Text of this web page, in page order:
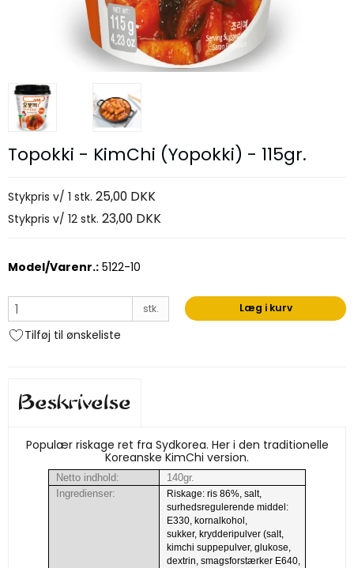
Topokki - KimChi (Yopokki) - 115gr.
Stykpris v/ 1 stk. 25,00 DKK
Stykpris v/ 12 stk. 23,00 DKK
Model/Varenr.: 5122-10
stk. Læg i kurv
Tilføj til ønskeliste
Beskrivelse
Populær riskage ret fra Sydkorea. Her i den traditionelle
Koreanske KimChi version.
Netto indhold:
140gr.
Ingredienser:
Riskage: ris 86%, salt,
surhedsregulerende middel:
E330, kornalkohol,
sukker, krydderipulver (salt,
kimchi suppepulver, glukose,
dextrin, smagsforstærker E640,